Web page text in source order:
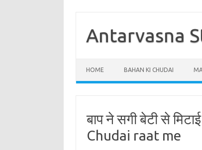
contentAntarvasna
HOME BAHAN KI CHUDAI
बाप ने सगी बेटी से
Chudai raat me